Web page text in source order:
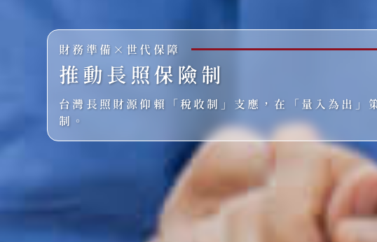
財務準備×世代保障
推動長照保險制
台灣長照財源仰賴「稅收制」支應，在「量入為出
制。